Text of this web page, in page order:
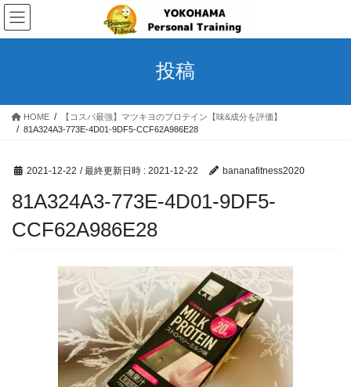
コ
ン
テ
ス
ナ
ビ
ゲ
ン
投稿
HOME
【コスパ最強】マツキヨのプロテイン【味&成分を評価】
81A324A3-773E-4D01-9DF5-CCF62A986E28
2021-12-22 / 最終更新日時 : 2021-12-22 bananafitness2020
81A324A3-773E-4D01-9DF5-
CCF62A986E28